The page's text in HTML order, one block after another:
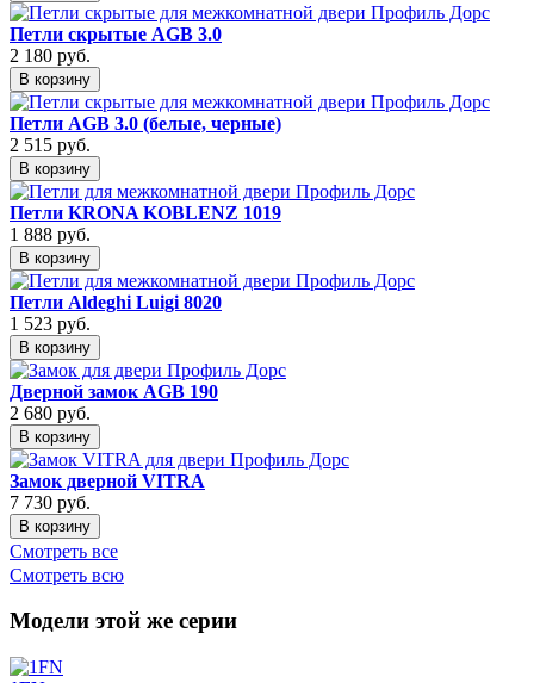
Петли скрытые AGB 3.0
2 180 руб.
В корзину
Петли AGB 3.0 (белые, черные)
2 515 руб.
В корзину
Петли KRONA KOBLENZ 1019
1 888 руб.
В корзину
Петли Aldeghi Luigi 8020
1 523 руб.
В корзину
Дверной замок AGB 190
2 680 руб.
В корзину
Замок дверной VITRA
7 730 руб.
В корзину
Смотреть все
Смотреть всю
Модели этой же серии